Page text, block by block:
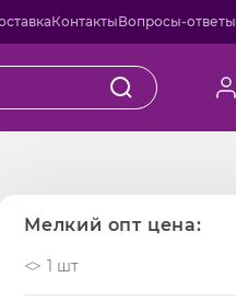
КонтактыВопросы-ответы
Мелкий опт цена:
1 шт